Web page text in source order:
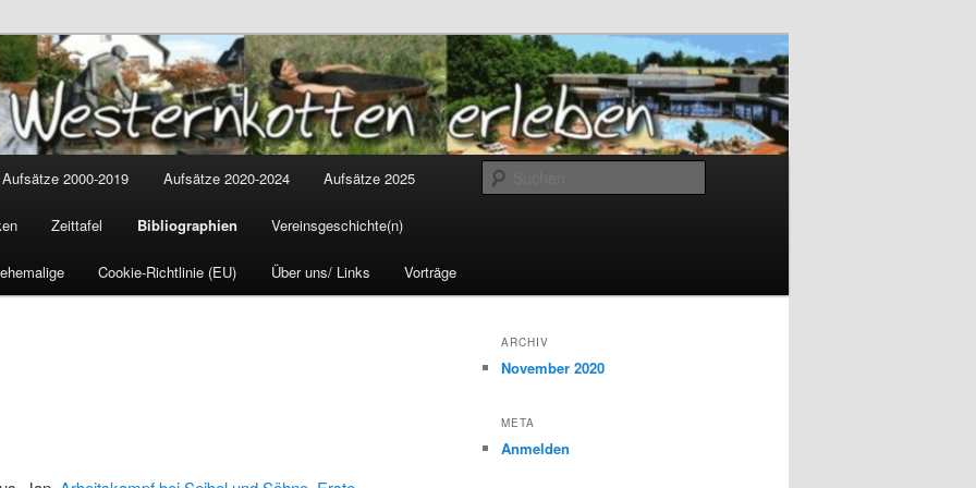
Aufsätze 2000-2019 Aufsätze 2020-2024 Aufsätze 2025
Zeittafel Bibliographien Vereinsgeschichte(n)
Cookie-Richtlinie (EU) Über uns/ Links Vorträge
ARCHIV
November 2020
META
Anmelden